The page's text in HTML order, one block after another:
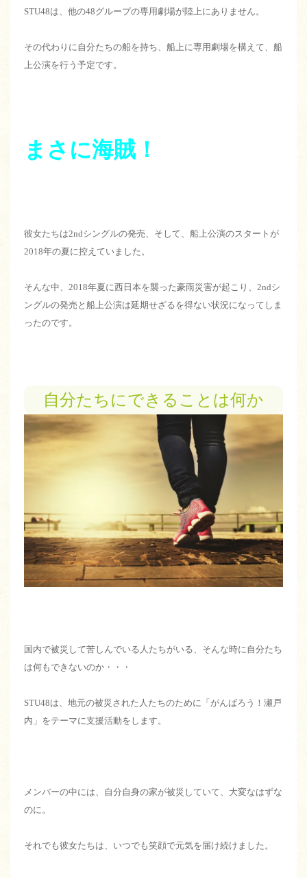
STU48は、他の48グループの専用劇場が陸上にありません。
その代わりに自分たちの船を持ち、船上に専用劇場を構えて、船
上公演を行う予定です。
まさに海賊！
彼女たちは2ndシングルの発売、そして、船上公演のスタートが
2018年の夏に控えていました。
そんな中、2018年夏に西日本を襲った豪雨災害が起こり、2ndシ
ングルの発売と船上公演は延期せざるを得ない状況になってしま
ったのです。
自分たちにできることは何か
国内で被災して苦しんでいる人たちがいる、そんな時に自分たち
は何もできないのか・・・
STU48は、地元の被災された人たちのために「がんばろう！瀬戸
内」をテーマに支援活動をします。
メンバーの中には、自分自身の家が被災していて、大変なはずな
のに。
それでも彼女たちは、いつでも笑顔で元気を届け続けました。